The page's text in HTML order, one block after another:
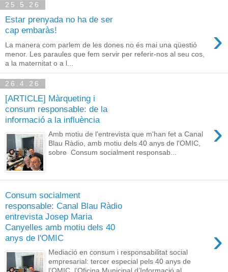
25.5.26
Estar prenyada no ha de ser
cap embaràs!
›
La manera com parlem de les dones no és mai una qüestió
menor. Les paraules que fem servir per referir-nos al seu cos,
a la maternitat o a l...
26.4.26
[ARTICLE] Màrqueting i
consum responsable: de la
informació a la influència
›
Amb motiu de l'entrevista que m'han fet a Canal
Blau Ràdio, amb motiu dels 40 anys de l'OMIC,
sobre Consum socialment responsab...
Consum socialment
responsable: Canal Blau Ràdio
entrevista Josep Maria
Canyelles amb motiu dels 40
anys de l'OMIC
›
Mediació en consum i responsabilitat social
empresarial: tercer especial pels 40 anys de